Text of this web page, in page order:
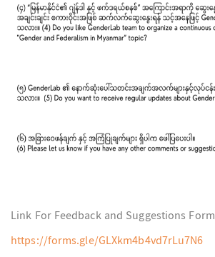
Link For Feedback and Suggestions Form
https://forms.gle/GLXkm4b4vd7rLu7N6